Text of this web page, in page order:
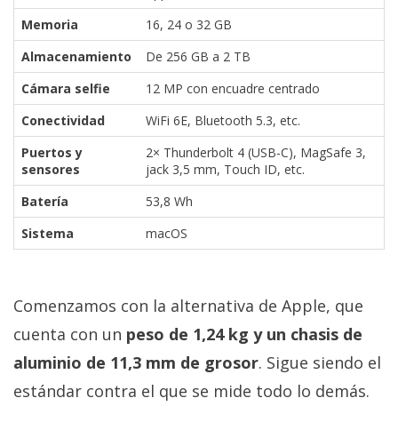
Memoria
16, 24 o 32 GB
Almacenamiento
De 256 GB a 2 TB
Cámara selfie
12 MP con encuadre centrado
Conectividad
WiFi 6E, Bluetooth 5.3, etc.
Puertos y
sensores
2× Thunderbolt 4 (USB-C), MagSafe 3,
jack 3,5 mm, Touch ID, etc.
Batería
53,8 Wh
Sistema
macOS
Comenzamos con la alternativa de Apple, que
cuenta con un peso de 1,24 kg y un chasis de
aluminio de 11,3 mm de grosor. Sigue siendo el
estándar contra el que se mide todo lo demás.